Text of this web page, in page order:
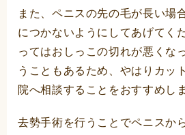
また、ペニスの先の毛が長い場
につかないようにしてあげてく
ってはおしっこの切れが悪くな
うこともあるため、やはりカッ
院へ相談することをおすすめし
去勢手術を行うことでペニスか